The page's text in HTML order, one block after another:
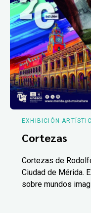
EXHIBICIÓN
Cortezas
Cortezas de
Ciudad de Mérida.
sobre mundos